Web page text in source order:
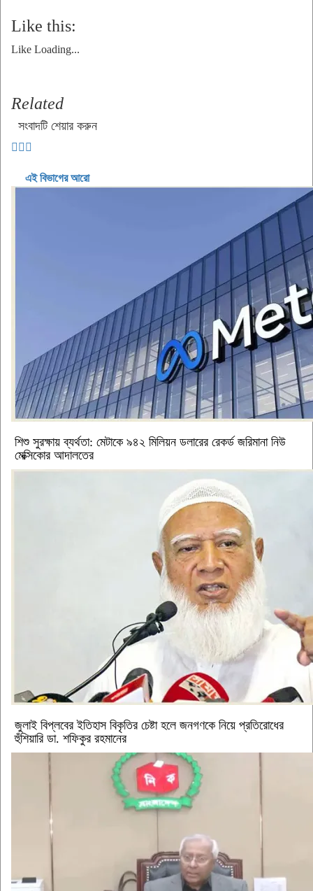
Like this:
Like Loading...
Related
সংবাদটি শেয়ার করুন
এই বিভাগের আরো
শিশু সুরক্ষায় ব্যর্থতা: মেটাকে ৯৪২ মিলিয়ন ডলারের রেকর্ড জরিমানা নিউ
মেক্সিকোর আদালতের
জুলাই বিপ্লবের ইতিহাস বিকৃতির চেষ্টা হলে জনগণকে নিয়ে প্রতিরোধের
হুঁশিয়ারি ডা. শফিকুর রহমানের